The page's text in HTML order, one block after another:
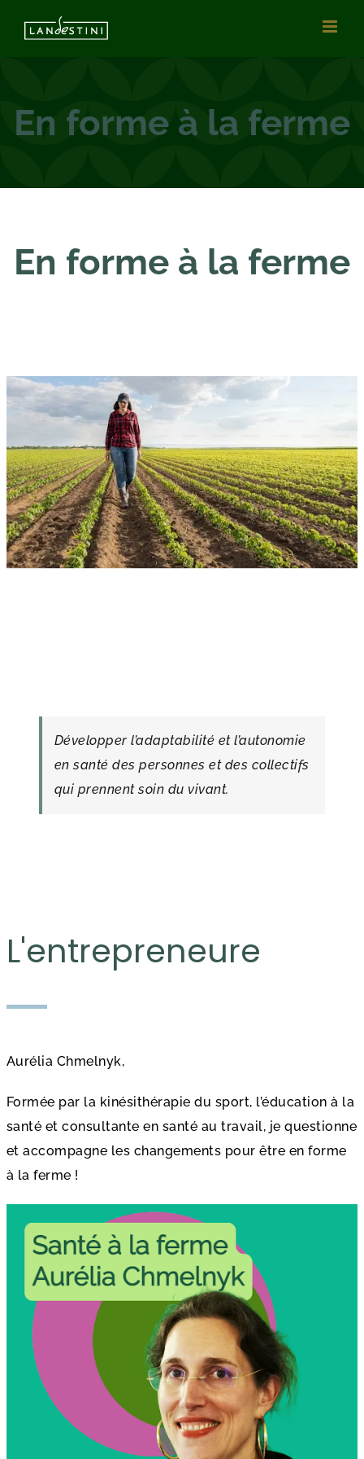
En forme à la ferme
En forme à la ferme
Développer l’adaptabilité et l’autonomie
en santé des personnes et des collectifs
qui prennent soin du vivant.
L'entrepreneure
Aurélia Chmelnyk,
Formée par la kinésithérapie du sport, l’éducation à la
santé et consultante en santé au travail, je questionne
et accompagne les changements pour être en forme
à la ferme !